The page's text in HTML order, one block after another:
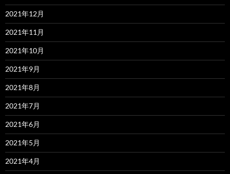
2021年12月
2021年11月
2021年10月
2021年9月
2021年8月
2021年7月
2021年6月
2021年5月
2021年4月